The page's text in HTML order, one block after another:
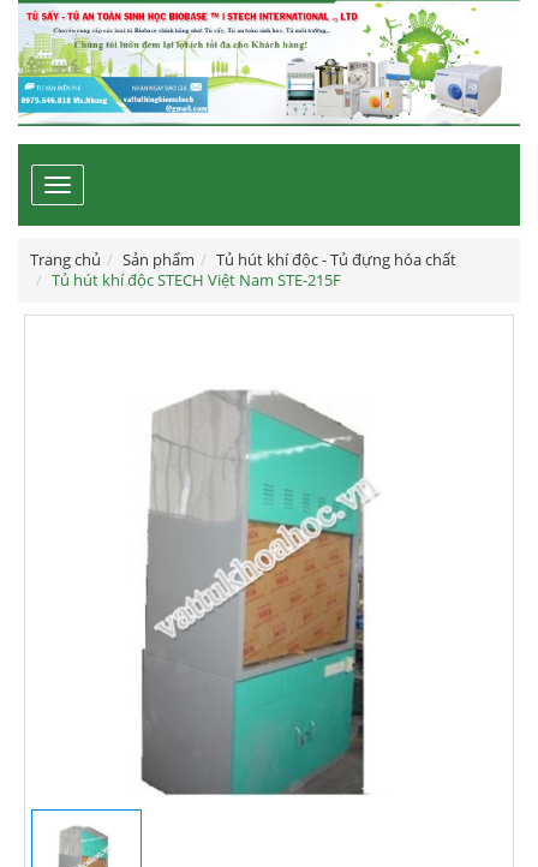
Toggle
navigation
Trang chủ Sản phẩm
Tủ hút khí độc - Tủ đựng hóa chất
Tủ hút khí độc STECH Việt Nam STE-215F